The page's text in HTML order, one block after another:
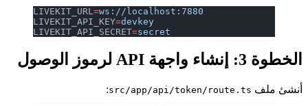
LIVEKIT_URL=ws://localhost:7880
LIVEKIT_API_KEY=devkey
LIVEKIT_API_SECRET=secret
الخطوة 3: إنشاء واجهة API لرموز الوصول
أنشئ ملف src/app/api/token/route.ts
: